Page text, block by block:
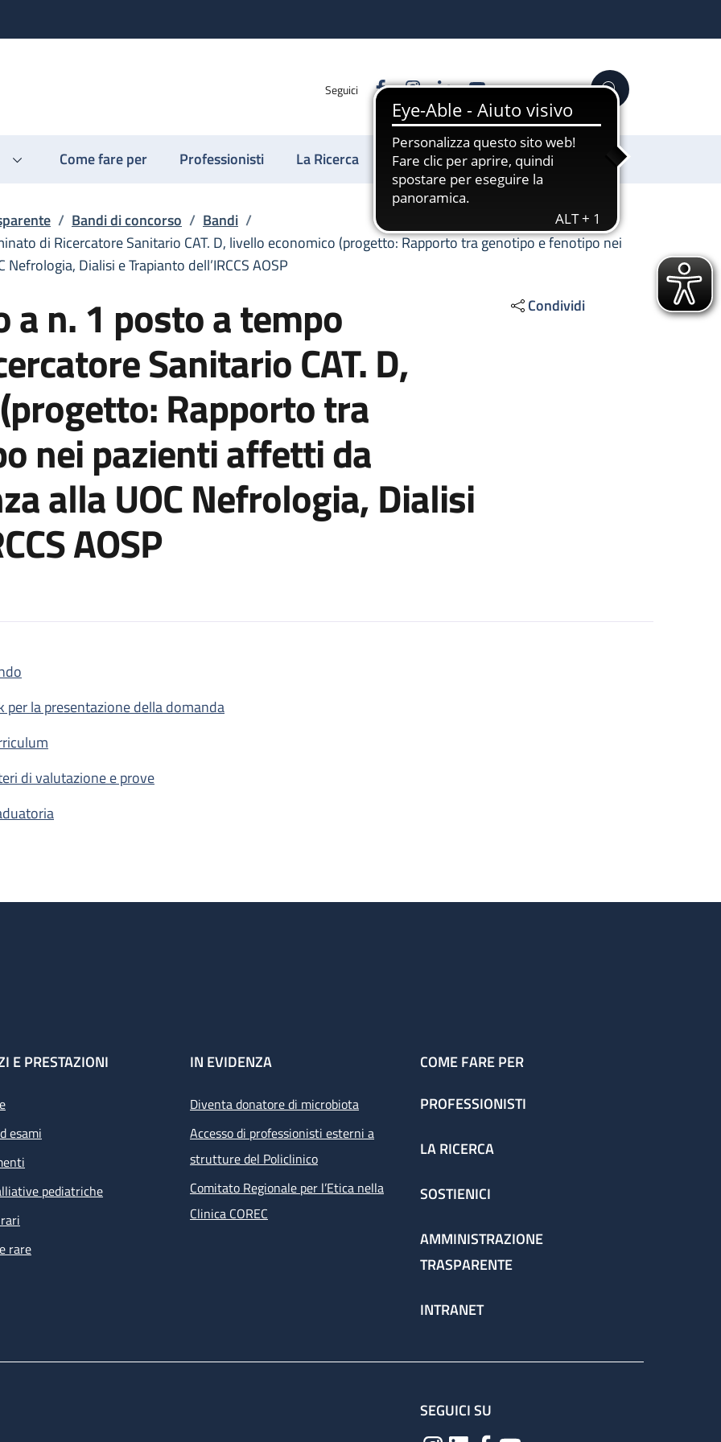
Seguici FacebookInstagram
LinkedinYouTube Cerca
Come fare per Professionisti La Ricerca Sostienici
/ Bandi di concorso / Bandi /
di Ricercatore Sanitario CAT. D, livello economico (progetto: Rapporto tra genotipo e fenotipo nei
Dialisi e Trapianto dell’IRCCS AOSP
a n. 1 posto a tempo
Sanitario CAT. D,
Rapporto tra
nei pazienti affetti da
alla UOC Nefrologia, Dialisi
AOSP
Condividi
a tempo determinato di Ricercatore Sanitario CAT. D, livello economico (progetto: Rapporto tra genotipo e fenotipo nei
per la presentazione della domanda
di valutazione e prove
E PRESTAZIONI
esami
pediatriche
rare
IN EVIDENZA
Diventa donatore di microbiota
Accesso di professionisti esterni a
strutture del Policlinico
Comitato Regionale per l’Etica nella
Clinica COREC
COME FARE PER
PROFESSIONISTI
LA RICERCA
SOSTIENICI
AMMINISTRAZIONE
TRASPARENTE
INTRANET
SEGUICI SU